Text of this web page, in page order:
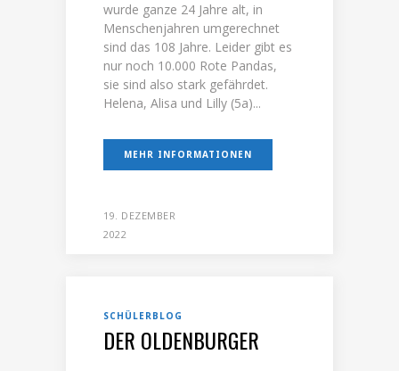
wurde ganze 24 Jahre alt, in
Menschenjahren umgerechnet
sind das 108 Jahre. Leider gibt es
nur noch 10.000 Rote Pandas,
sie sind also stark gefährdet.
Helena, Alisa und Lilly (5a)...
MEHR INFORMATIONEN
19. DEZEMBER
2022
SCHÜLERBLOG
DER OLDENBURGER